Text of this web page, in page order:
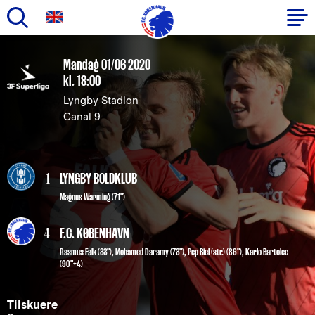
hovedindhold
Primær
navigation
Mandag 01/06 2020
kl. 18:00
Lyngby Stadion
Canal 9
1 LYNGBY BOLDKLUB
Magnus Warming (71")
4 F.C. KØBENHAVN
Rasmus Falk(33"),Mohamed Daramy(73"),Pep Biel(str.) (86"),Karlo Bartolec
(90"+4)
Tilskuere